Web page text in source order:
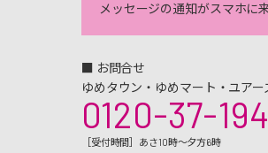
メッセージの通知がスマホに
■ お問合せ
ゆめタウン・ゆめマート・ユアー
0120-37-
［受付時間］あさ10時～夕方6時